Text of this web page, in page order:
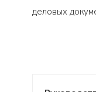
деловых